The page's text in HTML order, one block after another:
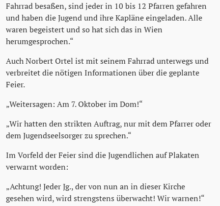
Fahrrad besaßen, sind jeder in 10 bis 12 Pfarren gefahren
und haben die Jugend und ihre Kapläne eingeladen. Alle
waren begeistert und so hat sich das in Wien
herumgesprochen.“
Auch Norbert Ortel ist mit seinem Fahrrad unterwegs und
verbreitet die nötigen Informationen über die geplante
Feier.
„Weitersagen: Am 7. Oktober im Dom!“
„Wir hatten den strikten Auftrag, nur mit dem Pfarrer oder
dem Jugendseelsorger zu sprechen.“
Im Vorfeld der Feier sind die Jugendlichen auf Plakaten
verwarnt worden:
„Achtung! Jeder Jg., der von nun an in dieser Kirche
gesehen wird, wird strengstens überwacht! Wir warnen!“